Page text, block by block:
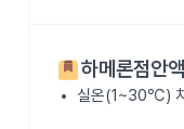
하메론점안
실온(1~30℃)